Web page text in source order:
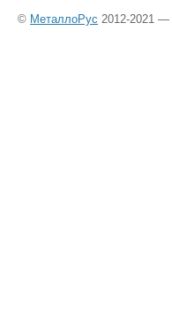
© МеталлоРус 2012-2021 —